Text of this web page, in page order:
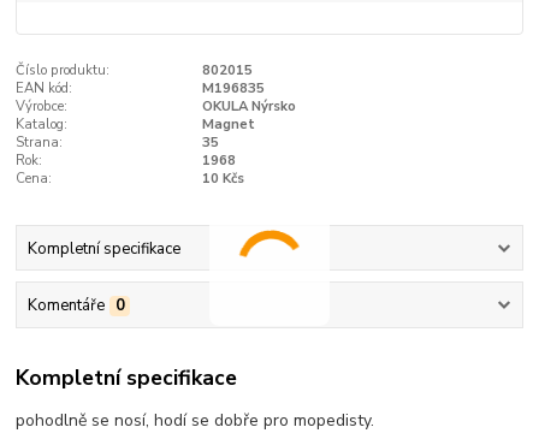
Číslo produktu:
802015
EAN kód:
M196835
Výrobce:
OKULA Nýrsko
Katalog:
Magnet
Strana:
35
Rok:
1968
Cena:
10 Kčs
Kompletní specifikace
Komentáře 0
Kompletní specifikace
pohodlně se nosí, hodí se dobře pro mopedisty.